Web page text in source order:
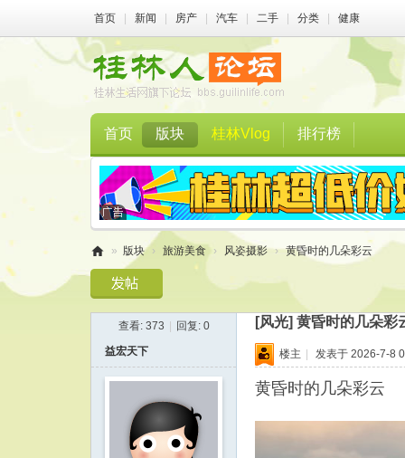
首页 新闻 房产 汽车 二手 分类 健康
首页 版块 桂林Vlog 排行榜
林
» 版块 › 旅游美食 › 风姿摄影 › 黄昏时的几朵彩云
查看: 373 回复: 0 [风光] 黄昏时的几朵彩
益宏天下 楼主 | 发表于 2026-7-8
黄昏时的几朵彩云